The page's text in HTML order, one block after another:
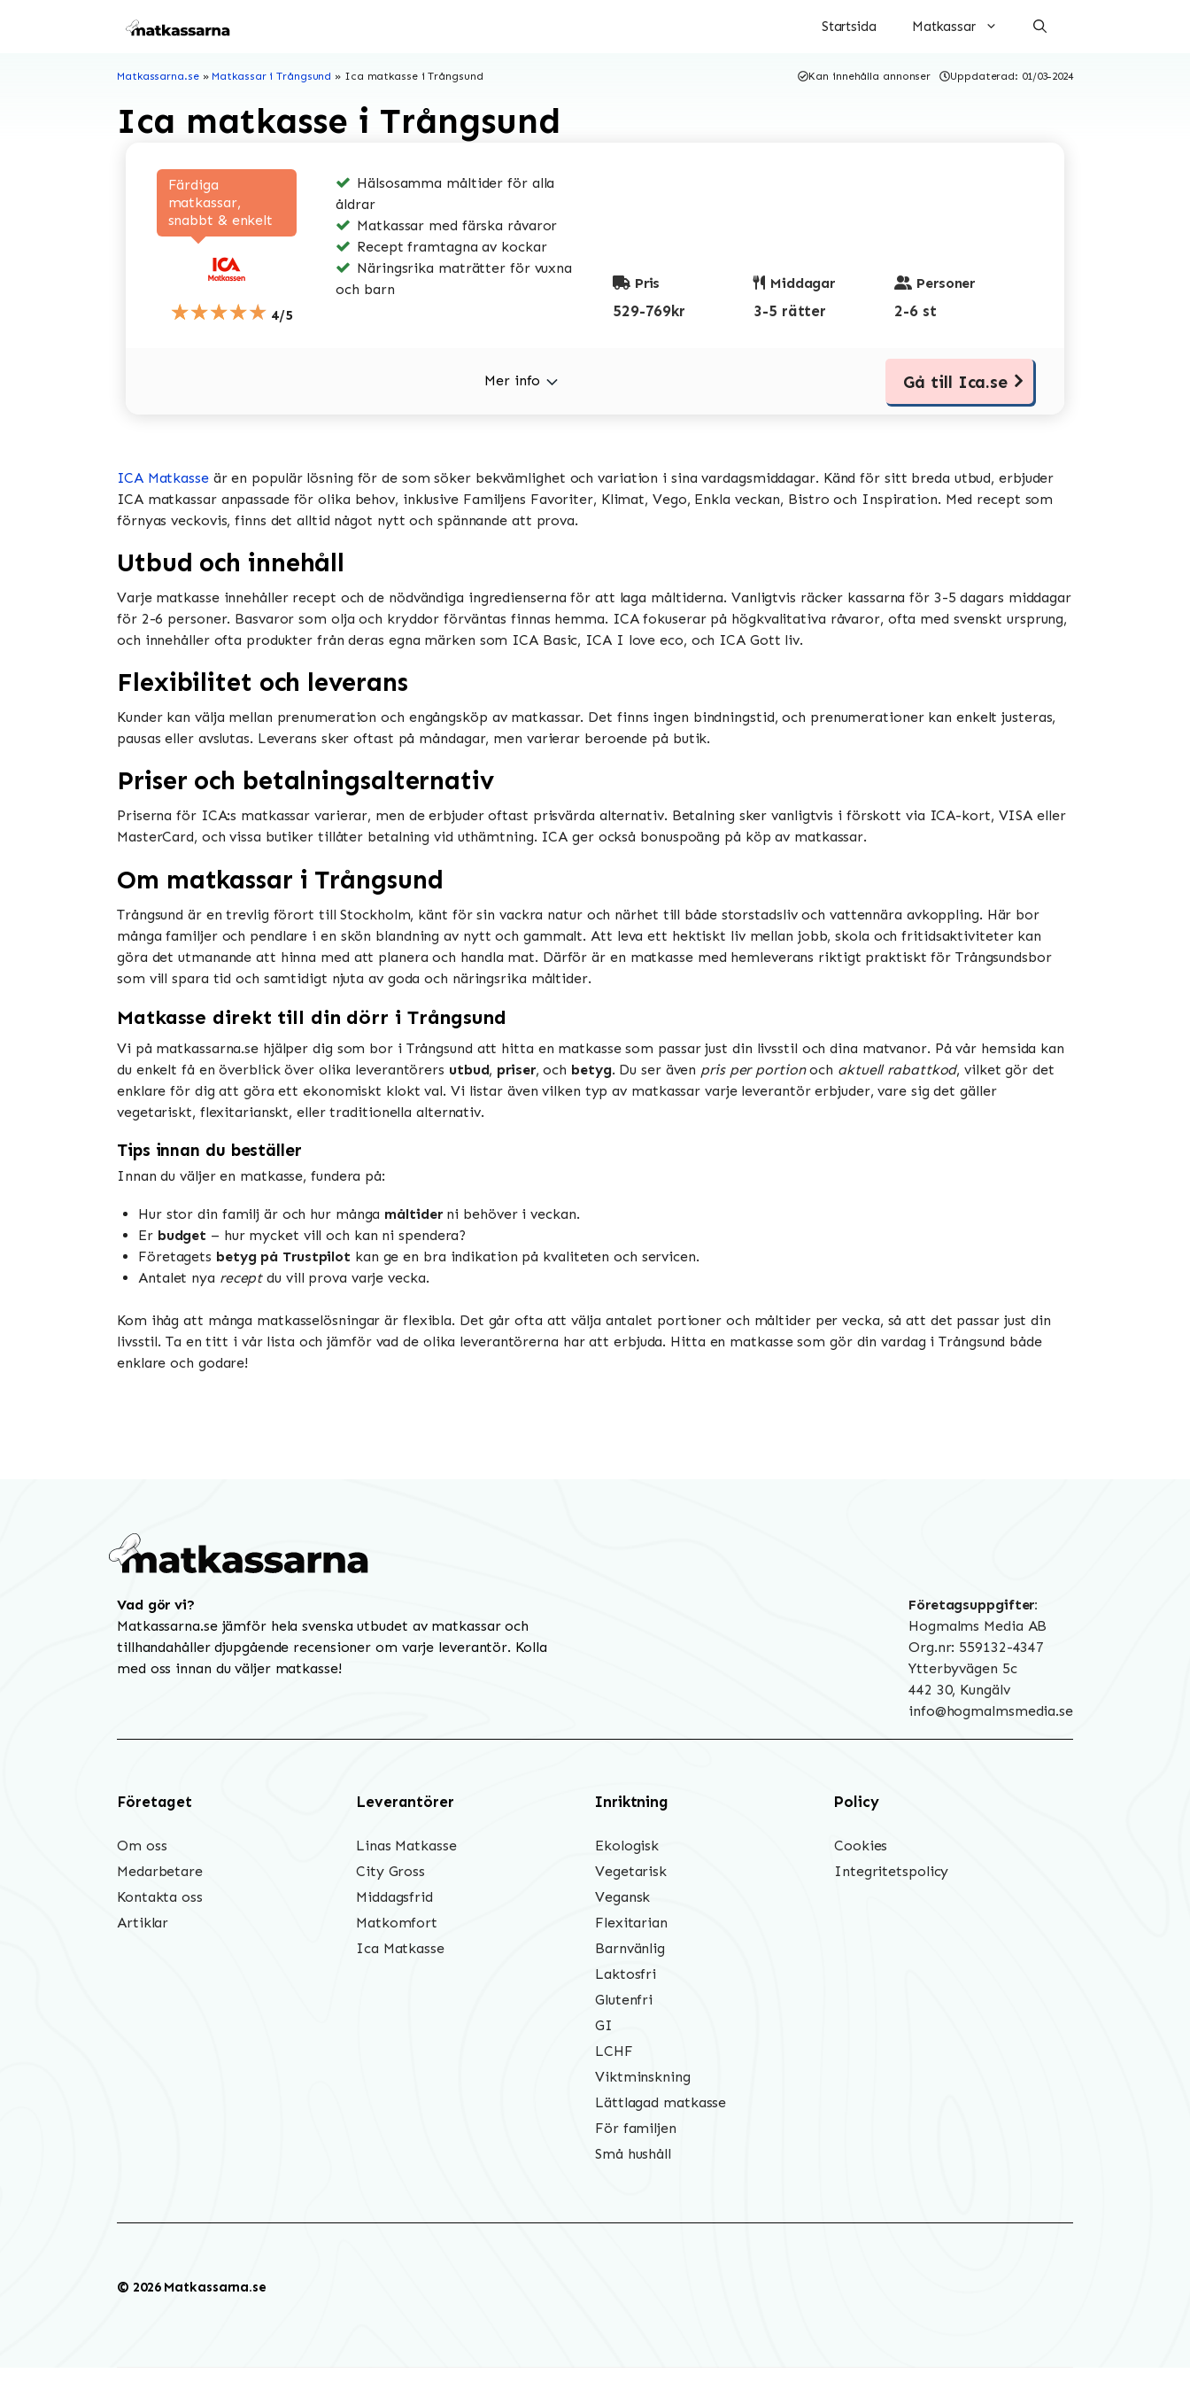
Startsida Matkassar
Matkassarna.se» Matkassar i Trångsund » Ica matkasse i Trångsund Kan innehålla annonser Uppdaterad: 01/03-2024
Ica matkasse i Trångsund
Färdiga
matkassar,
snabbt & enkelt
★★★★★ 4/5
Hälsosamma måltider för alla
åldrar
Matkassar med färska råvaror
Recept framtagna av kockar
Näringsrika maträtter för vuxna
och barn
Pris
529-769kr
Middagar
3-5 rätter
Personer
2-6 st
Mer info Gå till Ica.se
ICA Matkasseär en populär lösning för de som söker bekvämlighet och variation i sina vardagsmiddagar. Känd för sitt breda utbud, erbjuder
ICA matkassar anpassade för olika behov, inklusive Familjens Favoriter, Klimat, Vego, Enkla veckan, Bistro och Inspiration​​​​. Med recept som
förnyas veckovis, finns det alltid något nytt och spännande att prova​​.
Utbud och innehåll
Varje matkasse innehåller recept och de nödvändiga ingredienserna för att laga måltiderna. Vanligtvis räcker kassarna för 3-5 dagars middagar
för 2-6 personer. Basvaror som olja och kryddor förväntas finnas hemma​​. ICA fokuserar på högkvalitativa råvaror, ofta med svenskt ursprung,
och innehåller ofta produkter från deras egna märken som ICA Basic, ICA I love eco, och ICA Gott liv​​.
Flexibilitet och leverans
Kunder kan välja mellan prenumeration och engångsköp av matkassar. Det finns ingen bindningstid, och prenumerationer kan enkelt justeras,
pausas eller avslutas. Leverans sker oftast på måndagar, men varierar beroende på butik​​​​.
Priser och betalningsalternativ
Priserna för ICA:s matkassar varierar, men de erbjuder oftast prisvärda alternativ. Betalning sker vanligtvis i förskott via ICA-kort, VISA eller
MasterCard, och vissa butiker tillåter betalning vid uthämtning. ICA ger också bonuspoäng på köp av matkassar​​.
Om matkassar i Trångsund
Trångsund är en trevlig förort till Stockholm, känt för sin vackra natur och närhet till både storstadsliv och vattennära avkoppling. Här bor
många familjer och pendlare i en skön blandning av nytt och gammalt. Att leva ett hektiskt liv mellan jobb, skola och fritidsaktiviteter kan
göra det utmanande att hinna med att planera och handla mat. Därför är en matkasse med hemleverans riktigt praktiskt för Trångsundsbor
som vill spara tid och samtidigt njuta av goda och näringsrika måltider.
Matkasse direkt till din dörr i Trångsund
Vi på matkassarna.se hjälper dig som bor i Trångsund att hitta en matkasse som passar just din livsstil och dina matvanor. På vår hemsida kan
du enkelt få en överblick över olika leverantörers utbud, priser, och betyg. Du ser även pris per portionoch aktuell rabattkod, vilket gör det
enklare för dig att göra ett ekonomiskt klokt val. Vi listar även vilken typ av matkassar varje leverantör erbjuder, vare sig det gäller
vegetariskt, flexitarianskt, eller traditionella alternativ.
Tips innan du beställer
Innan du väljer en matkasse, fundera på:
Hur stor din familj är och hur många måltiderni behöver i veckan.
Er budget – hur mycket vill och kan ni spendera?
Företagets betyg på Trustpilot kan ge en bra indikation på kvaliteten och servicen.
Antalet nya receptdu vill prova varje vecka.
Kom ihåg att många matkasselösningar är flexibla. Det går ofta att välja antalet portioner och måltider per vecka, så att det passar just din
livsstil. Ta en titt i vår lista och jämför vad de olika leverantörerna har att erbjuda. Hitta en matkasse som gör din vardag i Trångsund både
enklare och godare!
Vad gör vi?
Matkassarna.se jämför hela svenska utbudet av matkassar och
tillhandahåller djupgående recensioner om varje leverantör. Kolla
med oss innan du väljer matkasse!
Företagsuppgifter:
Hogmalms Media AB
Org.nr: 559132-4347
Ytterbyvägen 5c
442 30, Kungälv
info@hogmalmsmedia.se
Företaget
Om oss
Medarbetare
Kontakta oss
Artiklar
Leverantörer
Linas Matkasse
City Gross
Middagsfrid
Matkomfort
Ica Matkasse
Inriktning
Ekologisk
Vegetarisk
Vegansk
Flexitarian
Barnvänlig
Laktosfri
Glutenfri
GI
LCHF
Viktminskning
Lättlagad matkasse
För familjen
Små hushåll
Policy
Cookies
Integritetspolicy
© 2026 Matkassarna.se